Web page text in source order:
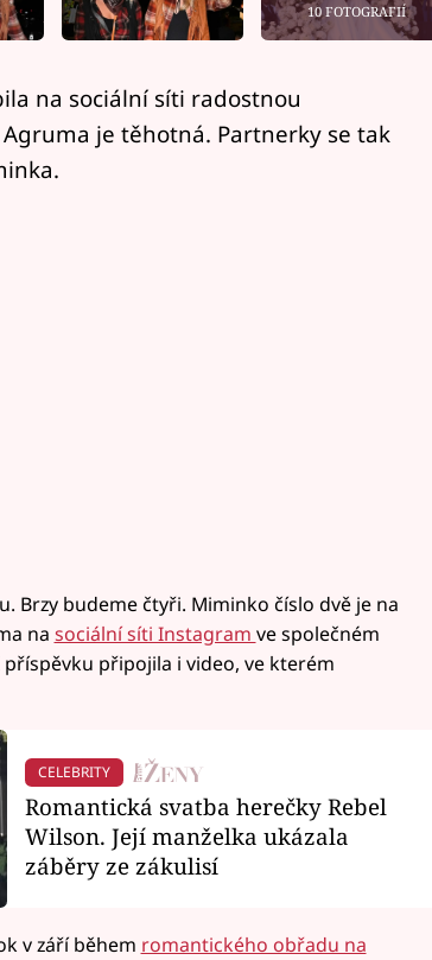
10 FOTOGRAFIÍ
na sociální síti radostnou
je těhotná. Partnerky se tak
Brzy budeme čtyři. Miminko číslo dvě je na
na sociální síti Instagram ve společném
připojila i video, ve kterém
CELEBRITY
Romantická svatba herečky Rebel
Wilson. Její manželka ukázala
záběry ze zákulisí
v září během romantického obřadu na